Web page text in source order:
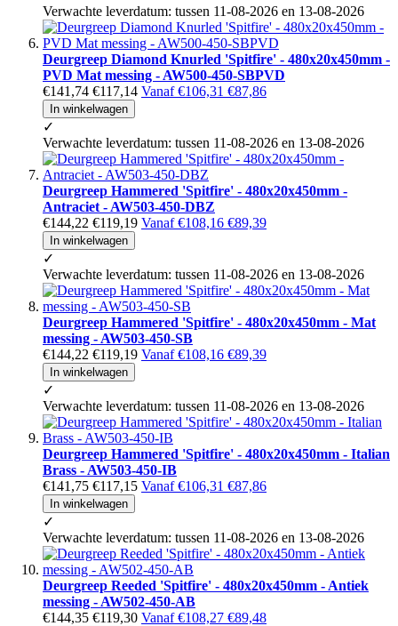
Verwachte leverdatum: tussen 11-08-2026 en 13-08-2026
Deurgreep Diamond Knurled 'Spitfire' - 480x20x450mm -
PVD Mat messing - AW500-450-SBPVD
€141,74 €117,14 Vanaf €106,31 €87,86
In winkelwagen
✓
Verwachte leverdatum: tussen 11-08-2026 en 13-08-2026
Deurgreep Hammered 'Spitfire' - 480x20x450mm -
Antraciet - AW503-450-DBZ
€144,22 €119,19 Vanaf €108,16 €89,39
In winkelwagen
✓
Verwachte leverdatum: tussen 11-08-2026 en 13-08-2026
Deurgreep Hammered 'Spitfire' - 480x20x450mm - Mat
messing - AW503-450-SB
€144,22 €119,19 Vanaf €108,16 €89,39
In winkelwagen
✓
Verwachte leverdatum: tussen 11-08-2026 en 13-08-2026
Deurgreep Hammered 'Spitfire' - 480x20x450mm - Italian
Brass - AW503-450-IB
€141,75 €117,15 Vanaf €106,31 €87,86
In winkelwagen
✓
Verwachte leverdatum: tussen 11-08-2026 en 13-08-2026
Deurgreep Reeded 'Spitfire' - 480x20x450mm - Antiek
messing - AW502-450-AB
€144,35 €119,30 Vanaf €108,27 €89,48